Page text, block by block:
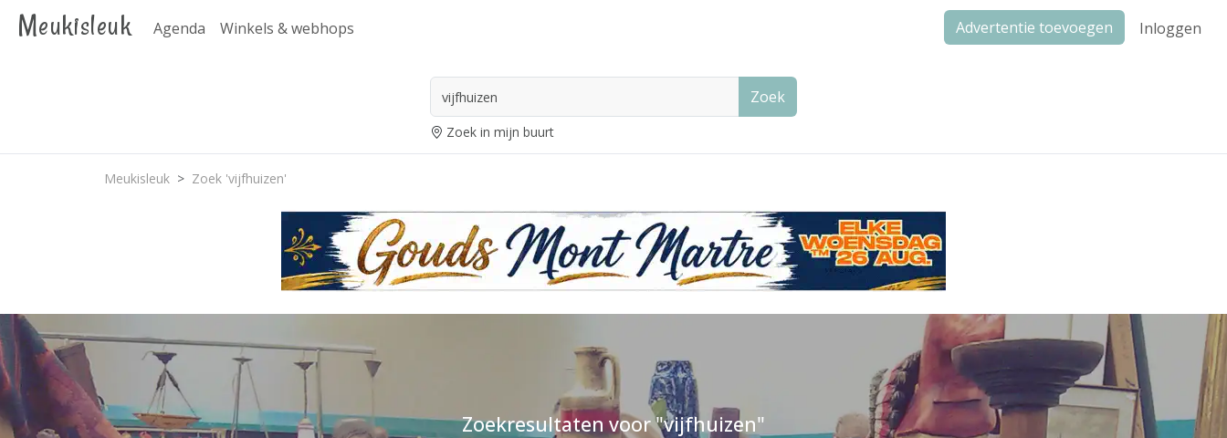
Meukisleuk Agenda Winkels & webhops Advertentie toevoegen Inloggen
Zoek
Zoek in mijn buurt
Meukisleuk Zoek 'vijfhuizen'
Zoekresultaten voor "vijfhuizen"